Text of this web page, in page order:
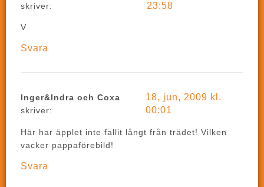
skriver:
23:58
V
Svara
Inger&Indra och Coxa
skriver:
18, jun, 2009 kl.
00:01
Här har äpplet inte fallit långt från trädet! Vilken
vacker pappaförebild!
Svara